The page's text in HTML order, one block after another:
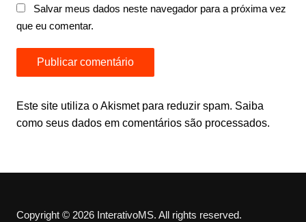
Salvar meus dados neste navegador para a próxima vez
que eu comentar.
Este site utiliza o Akismet para reduzir spam. Saiba
como seus dados em comentários são processados.
Copyright © 2026 InterativoMS. All rights reserved.